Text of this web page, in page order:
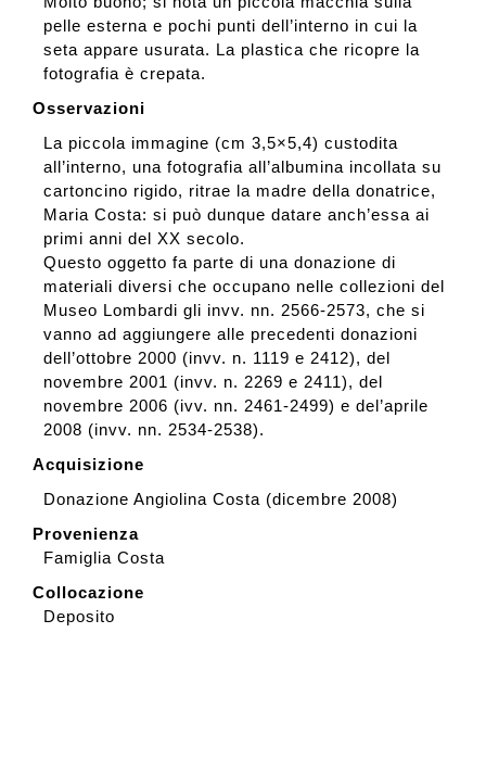
pelle esterna e pochi punti dell’interno in cui la
seta appare usurata. La plastica che ricopre la
fotografia è crepata.
Osservazioni
La piccola immagine (cm 3,5×5,4) custodita
all’interno, una fotografia all’albumina incollata su
cartoncino rigido, ritrae la madre della donatrice,
Maria Costa: si può dunque datare anch’essa ai
primi anni del XX secolo.
Questo oggetto fa parte di una donazione di
materiali diversi che occupano nelle collezioni del
Museo Lombardi gli invv. nn. 2566-2573, che si
vanno ad aggiungere alle precedenti donazioni
dell’ottobre 2000 (invv. n. 1119 e 2412), del
novembre 2001 (invv. n. 2269 e 2411), del
novembre 2006 (ivv. nn. 2461-2499) e del’aprile
2008 (invv. nn. 2534-2538).
Acquisizione
Donazione Angiolina Costa (dicembre 2008)
Provenienza
Famiglia Costa
Collocazione
Deposito